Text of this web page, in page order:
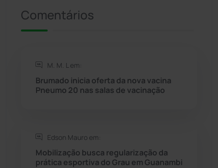
Rio de Contas
Rio do Pires
Sebastião Laranjeiras
Comentários
M. M. L em:
Brumado inicia oferta da nova vacina
Pneumo 20 nas salas de vacinação
Edson Mauro em:
Mobilização busca regularização da
prática esportiva do Grau em Guanambi